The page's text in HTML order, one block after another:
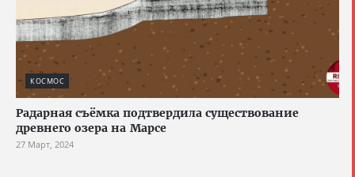
КОСМОС
Радарная съёмка подтвердила существование
древнего озера на Марсе
27 Март, 2024